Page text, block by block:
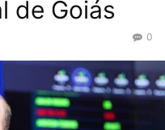
de Goiás
0